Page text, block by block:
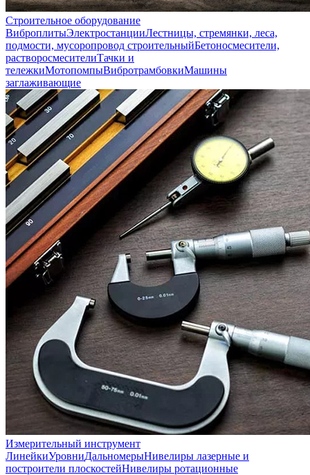
Строительное оборудование
ВиброплитыЭлектростанцииЛестницы, стремянки, леса,
подмости, мусоропровод строительныйБетоносмесители,
растворосмесителиТачки и
тележкиМотопомпыВибротрамбовкиМашины
заглаживающие
Измерительный инструмент
ЛинейкиУровниДальномерыНивелиры лазерные и
построители плоскостейНивелиры ротационные